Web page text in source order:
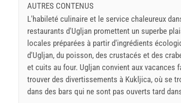
AUTRES CONTENUS
L'habileté culinaire et le service chaleureux
restaurants d'Ugljan promettent un superbe
locales préparées à partir d'ingrédients
d'Ugljan, du poisson, des crustacés et des
et cuits au four. Ugljan convient aux vacances
trouver des divertissements à Kukljica, où se
dans des bars qui ne sont pas ouverts tard